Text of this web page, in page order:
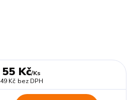
55 Kč/Ks
49 Kč bez DPH